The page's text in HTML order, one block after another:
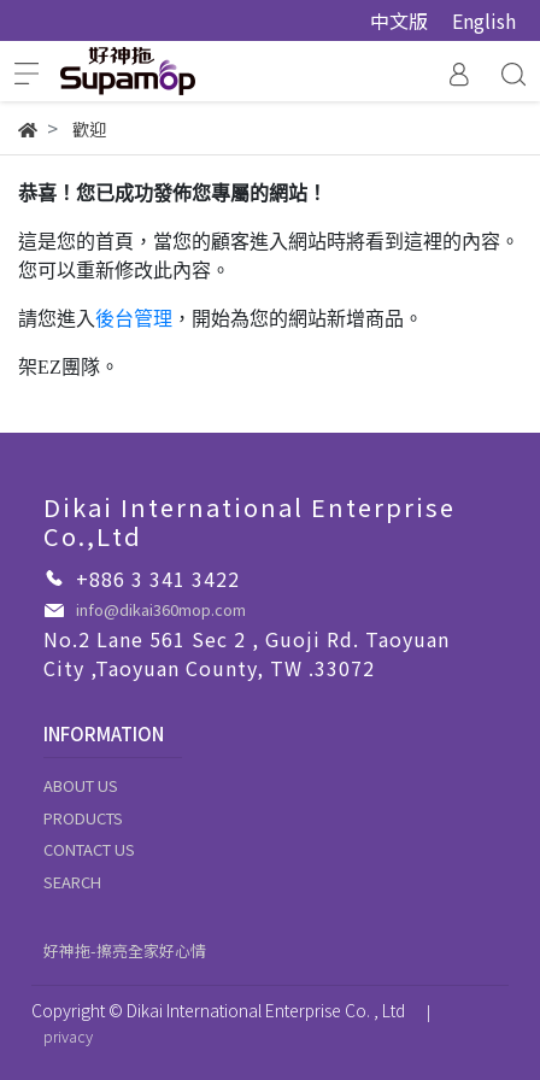
中文版 English
歡迎
恭喜！您已成功發佈您專屬的網站！
這是您的首頁，當您的顧客進入網站時將看到這裡的內容。
您可以重新修改此內容。
請您進入後台管理 ，開始為您的網站新增商品。
架EZ團隊。
Dikai International Enterprise
Co.,Ltd
+886 3 341 3422
info@dikai360mop.com
No.2 Lane 561 Sec 2 , Guoji Rd. Taoyuan
City ,Taoyuan County, TW .33072
INFORMATION
ABOUT US
PRODUCTS
CONTACT US
SEARCH
好神拖-擦亮全家好心情
Copyright © Dikai International Enterprise Co. , Ltd
|
privacy